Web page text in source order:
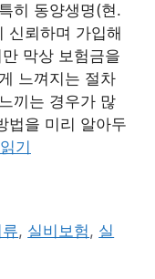
히 동양생명(현.
신뢰하며 가입해
막상 보험금을
느껴지는 절차
끼는 경우가 많
법을 미리 알아두
기
, 실비보험, 실